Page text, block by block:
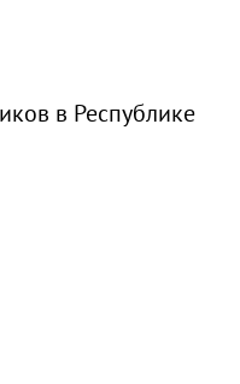
в Республике